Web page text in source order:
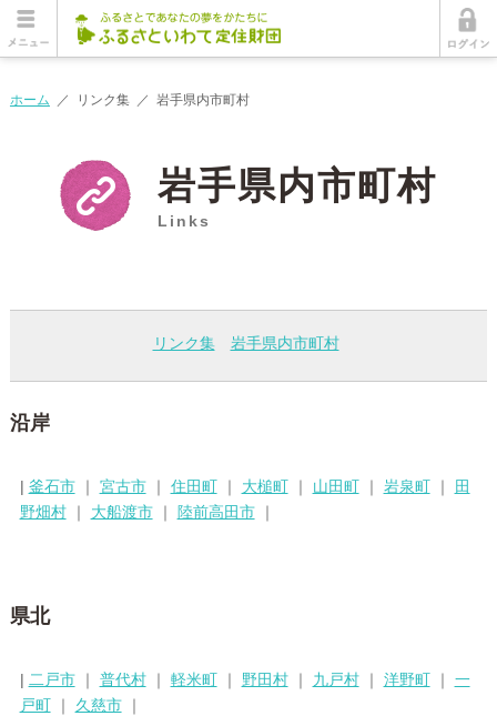
ホーム ／ リンク集／ 岩手県内市町村
岩手県内市町村
Links
リンク集 岩手県内市町村
沿岸
| 釜石市 ｜ 宮古市 ｜ 住田町 ｜ 大槌町 ｜ 山田町 ｜ 岩泉町 ｜
田
野畑村
｜ 大船渡市 ｜ 陸前高田市 ｜
県北
| 二戸市 ｜ 普代村 ｜ 軽米町 ｜ 野田村 ｜ 九戸村 ｜ 洋野町 ｜ 一
戸町
｜ 久慈市 ｜